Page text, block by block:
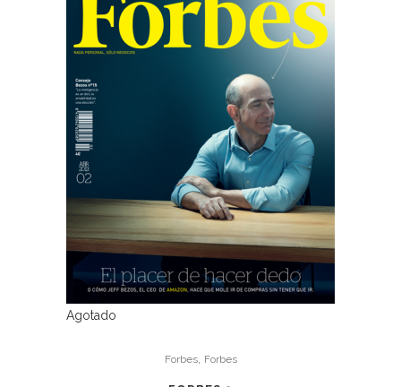
Agotado
Forbes, Forbes